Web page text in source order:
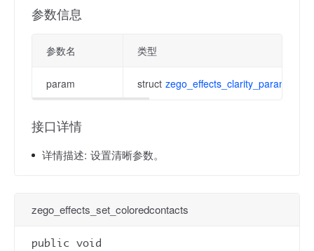
参数信息
参数名 类型
param struct zego_effects_clarity_param
接口详情
详情描述: 设置清晰参数。
zego_effects_set_coloredcontacts
public void